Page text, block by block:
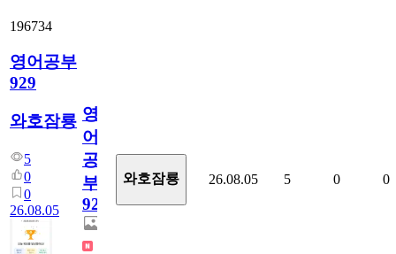
196734
영어공부
929
와호잠룡
5
0
0
26.08.05
영
어
공
부
929
와호잠룡 26.08.05 5 0 0